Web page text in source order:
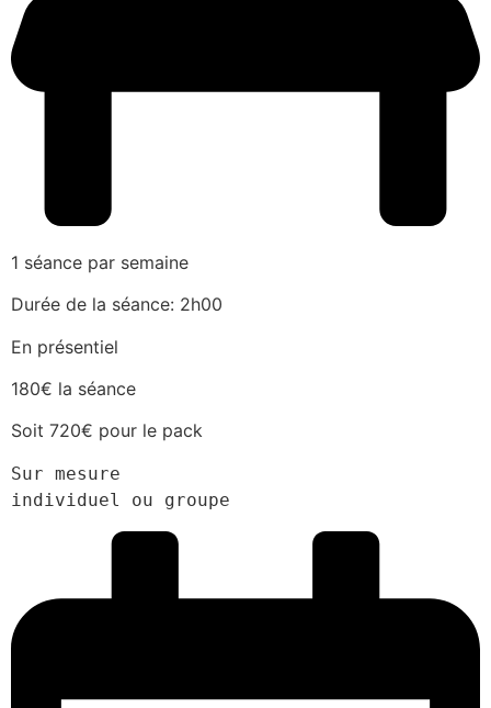
1 séance par semaine
Durée de la séance: 2h00
En présentiel
180€ la séance
Soit 720€ pour le pack
Sur mesure
individuel ou groupe